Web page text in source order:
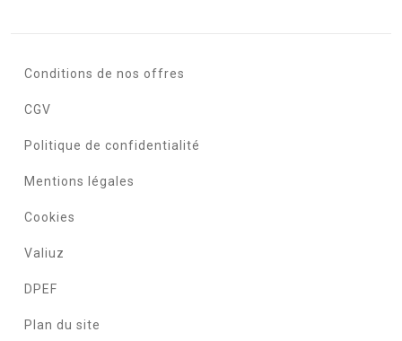
Conditions de nos offres
CGV
Politique de confidentialité
Mentions légales
Cookies
Valiuz
DPEF
Plan du site